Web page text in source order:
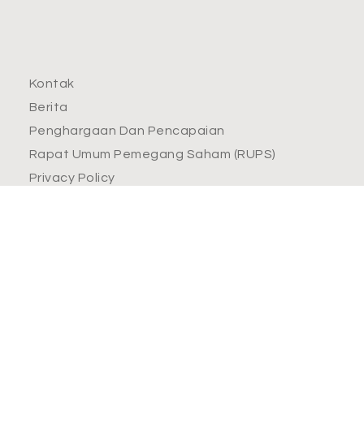
Kontak
Berita
Penghargaan Dan Pencapaian
Rapat Umum Pemegang Saham (RUPS)
Privacy Policy